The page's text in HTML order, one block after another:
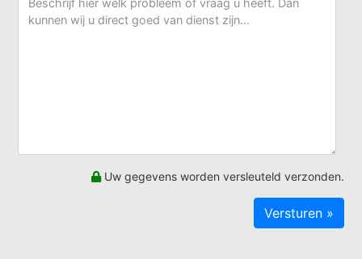
Uw gegevens worden versleuteld verzonden.